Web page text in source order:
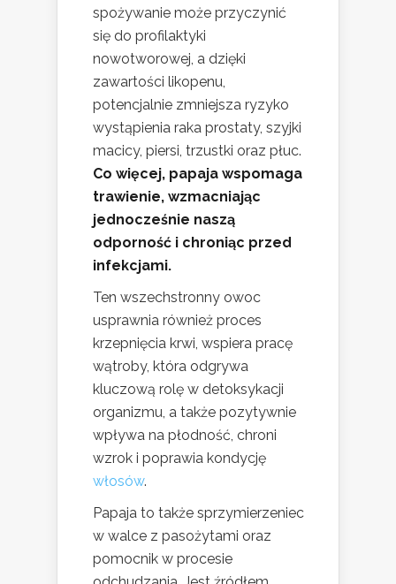
spożywanie może przyczynić
się do profilaktyki
nowotworowej, a dzięki
zawartości likopenu,
potencjalnie zmniejsza ryzyko
wystąpienia raka prostaty, szyjki
macicy, piersi, trzustki oraz płuc.
Co więcej, papaja wspomaga
trawienie, wzmacniając
jednocześnie naszą
odporność i chroniąc przed
infekcjami.
Ten wszechstronny owoc
usprawnia również proces
krzepnięcia krwi, wspiera pracę
wątroby, która odgrywa
kluczową rolę w detoksykacji
organizmu, a także pozytywnie
wpływa na płodność, chroni
wzrok i poprawia kondycję
włosów.
Papaja to także sprzymierzeniec
w walce z pasożytami oraz
pomocnik w procesie